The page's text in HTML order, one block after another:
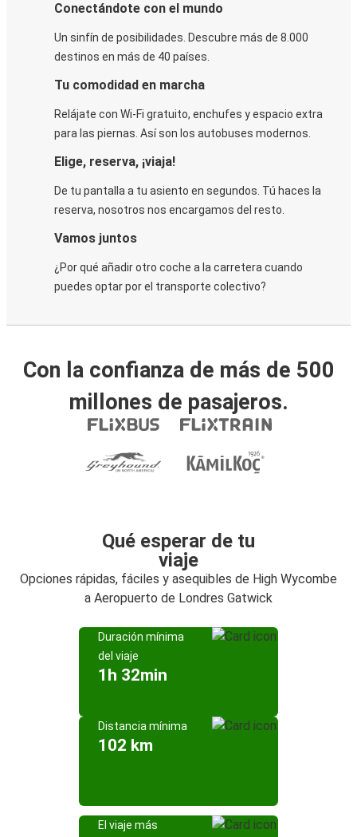
Conectándote con el mundo
Un sinfín de posibilidades. Descubre más de 8.000
destinos en más de 40 países.
Tu comodidad en marcha
Relájate con Wi-Fi gratuito, enchufes y espacio extra
para las piernas. Así son los autobuses modernos.
Elige, reserva, ¡viaja!
De tu pantalla a tu asiento en segundos. Tú haces la
reserva, nosotros nos encargamos del resto.
Vamos juntos
¿Por qué añadir otro coche a la carretera cuando
puedes optar por el transporte colectivo?
Con la confianza de más de 500
millones de pasajeros.
Qué esperar de tu
viaje
Opciones rápidas, fáciles y asequibles de High Wycombe
a Aeropuerto de Londres Gatwick
Duración mínima
del viaje
1h 32min
Distancia mínima
102 km
El viaje más